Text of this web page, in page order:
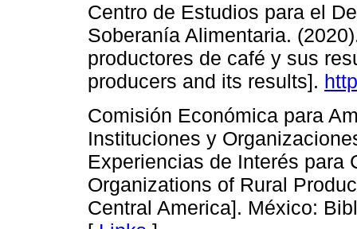
Centro de Estudios para el
Soberanía Alimentaria.
productores de café y sus
producers and its results].
Comisión Económica para
Instituciones y
Experiencias de Interés para
Organizations of Rural
Central America]. México: